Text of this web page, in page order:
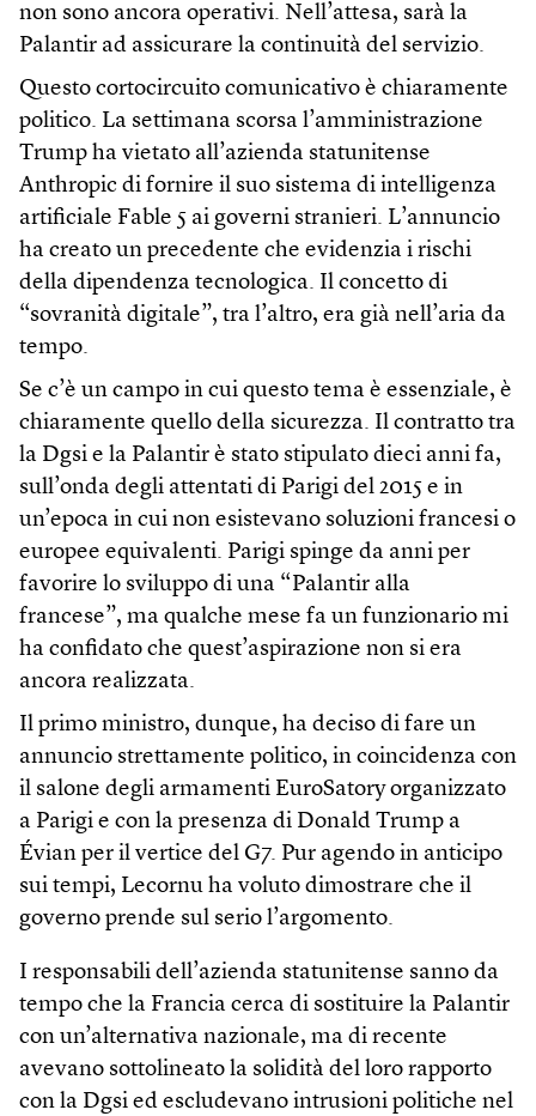
non sono ancora operativi. Nell’attesa, sarà la
Palantir ad assicurare la continuità del servizio.
Questo cortocircuito comunicativo è chiaramente
politico. La settimana scorsa l’amministrazione
Trump ha vietato all’azienda statunitense
Anthropic di fornire il suo sistema di intelligenza
artificiale Fable 5 ai governi stranieri. L’annuncio
ha creato un precedente che evidenzia i rischi
della dipendenza tecnologica. Il concetto di
“sovranità digitale”, tra l’altro, era già nell’aria da
tempo.
Se c’è un campo in cui questo tema è essenziale, è
chiaramente quello della sicurezza. Il contratto tra
la Dgsi e la Palantir è stato stipulato dieci anni fa,
sull’onda degli attentati di Parigi del 2015 e in
un’epoca in cui non esistevano soluzioni francesi o
europee equivalenti. Parigi spinge da anni per
favorire lo sviluppo di una “Palantir alla
francese”, ma qualche mese fa un funzionario mi
ha confidato che quest’aspirazione non si era
ancora realizzata.
Il primo ministro, dunque, ha deciso di fare un
annuncio strettamente politico, in coincidenza con
il salone degli armamenti EuroSatory organizzato
a Parigi e con la presenza di Donald Trump a
Évian per il vertice del G7. Pur agendo in anticipo
sui tempi, Lecornu ha voluto dimostrare che il
governo prende sul serio l’argomento.
I responsabili dell’azienda statunitense sanno da
tempo che la Francia cerca di sostituire la Palantir
con un’alternativa nazionale, ma di recente
avevano sottolineato la solidità del loro rapporto
con la Dgsi ed escludevano intrusioni politiche nel